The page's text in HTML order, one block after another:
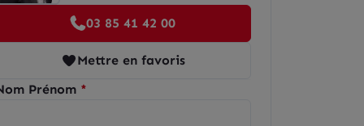
03 85 41 42 00
Mettre en favoris
Prénom